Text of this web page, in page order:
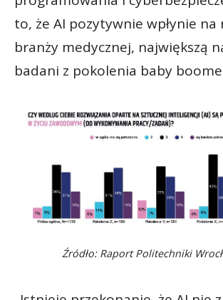
to, że AI pozytywnie wpłynie na
branży medycznej, największą
badani z pokolenia baby
Źródło: Raport Politechniki